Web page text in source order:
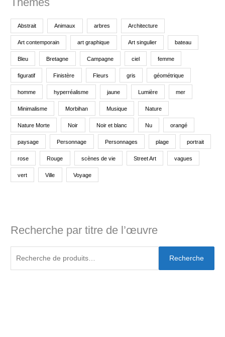
Abstrait Animaux arbres Architecture
Art contemporain art graphique Art singulier bateau
Bleu Bretagne Campagne ciel femme
figuratif Finistère Fleurs gris géométrique
homme hyperréalisme jaune Lumière mer
Minimalisme Morbihan Musique Nature
Nature Morte Noir Noir et blanc Nu orangé
paysage Personnage Personnages plage portrait
rose Rouge scènes de vie Street Art vagues
vert Ville Voyage
Recherche par titre de l’œuvre
u
r
:
Recherche